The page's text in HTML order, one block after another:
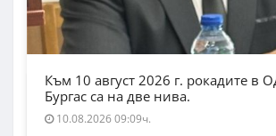
Към 10 август 2026 г. рокадите в
Бургас са на две нива.
10.08.2026 09:09ч.